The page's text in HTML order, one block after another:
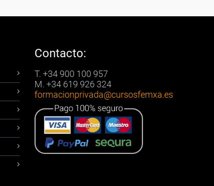
Contacto:
T. +34 900 100 957
M. +34 619 926 324
formacionprivada@cursosfemxa.es